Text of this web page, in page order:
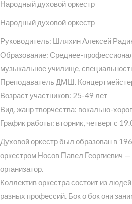
Народный духовой оркестр
Народный духовой оркестр
Руководитель: Шляхин Алексей
Образование: Среднее-
музыкальное училище,
Преподаватель ДМШ.
Возраст участников: 25-49 лет
Вид, жанр творчества: вокально-
График работы: вторник, четверг с
Духовой оркестр был образован в
оркестром Носов Павел Георгиевич
организатор.
Коллектив оркестра состоит из
разных профессий. Бок о бок они